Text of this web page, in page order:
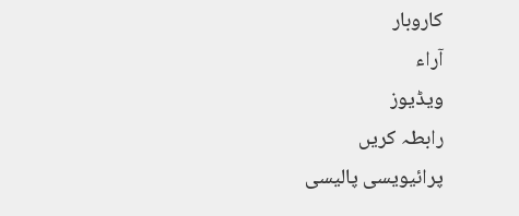
کاروبار
آراء
ویڈیوز
رابطہ کریں
پرائیویسی پالیسی